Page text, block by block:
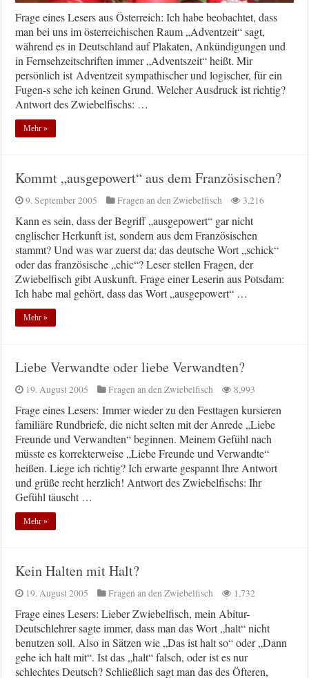
Frage eines Lesers aus Österreich: Ich habe beobachtet, dass
man bei uns im österreichischen Raum „Adventzeit“ sagt,
während es in Deutschland auf Plakaten, Ankündigungen und
in Fernsehzeitschriften immer „Adventszeit“ heißt. Mir
persönlich ist Adventzeit sympathischer und logischer, für ein
Fugen-s sehe ich keinen Grund. Welcher Ausdruck ist richtig?
Antwort des Zwiebelfischs: …
Mehr »
Kommt „ausgepowert“ aus dem Französischen?
9. September 2005 Fragen an den Zwiebelfisch 3,216
Kann es sein, dass der Begriff „ausgepowert“ gar nicht
englischer Herkunft ist, sondern aus dem Französischen
stammt? Und was war zuerst da: das deutsche Wort „schick“
oder das französische „chic“? Leser stellen Fragen, der
Zwiebelfisch gibt Auskunft. Frage einer Leserin aus Potsdam:
Ich habe mal gehört, dass das Wort „ausgepowert“ …
Mehr »
Liebe Verwandte oder liebe Verwandten?
19. August 2005 Fragen an den Zwiebelfisch 8,993
Frage eines Lesers: Immer wieder zu den Festtagen kursieren
familiäre Rundbriefe, die nicht selten mit der Anrede „Liebe
Freunde und Verwandten“ beginnen. Meinem Gefühl nach
müsste es korrekterweise „Liebe Freunde und Verwandte“
heißen. Liege ich richtig? Ich erwarte gespannt Ihre Antwort
und grüße recht herzlich! Antwort des Zwiebelfischs: Ihr
Gefühl täuscht …
Mehr »
Kein Halten mit Halt?
19. August 2005 Fragen an den Zwiebelfisch 1,732
Frage eines Lesers: Lieber Zwiebelfisch, mein Abitur-
Deutschlehrer sagte immer, dass man das Wort „halt“ nicht
benutzen soll. Also in Sätzen wie „Das ist halt so“ oder „Dann
gehe ich halt mit“. Ist das „halt“ falsch, oder ist es nur
schlechtes Deutsch? Schließlich sagt man das des Öfteren,